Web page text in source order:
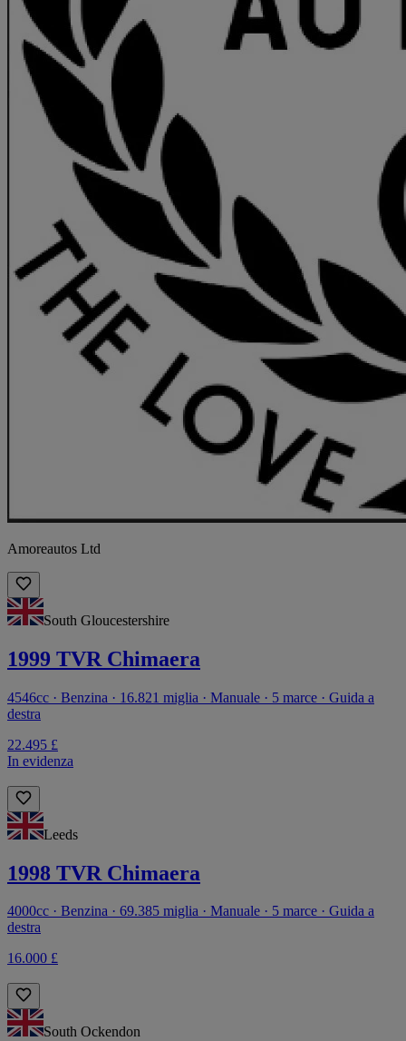
Amoreautos Ltd
South Gloucestershire
1999 TVR Chimaera
4546cc · Benzina · 16.821 miglia · Manuale · 5 marce · Guida a
destra
22.495 £
In evidenza
Leeds
1998 TVR Chimaera
4000cc · Benzina · 69.385 miglia · Manuale · 5 marce · Guida a
destra
16.000 £
South Ockendon